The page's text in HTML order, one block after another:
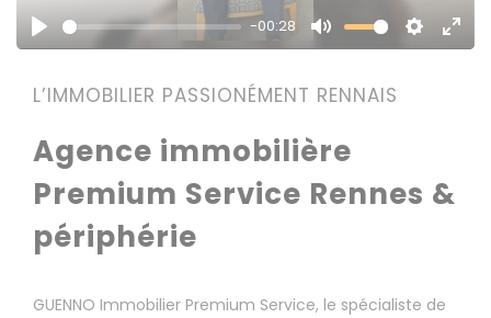
Play
-00:28
Mute Settings
Enter
L’IMMOBILIER PASSIONÉMENT RENNAIS
Agence immobilière
Premium Service Rennes &
périphérie
GUENNO Immobilier Premium Service, le spécialiste de